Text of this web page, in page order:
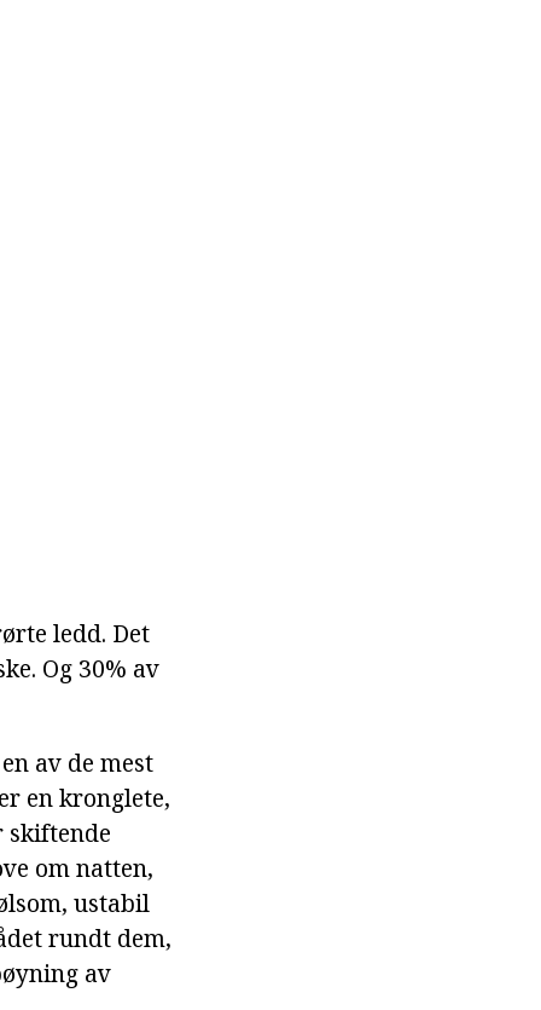
ledd. Det
Og 30% av
av de mest
en kronglete,
om natten,
ustabil
rundt dem,
av